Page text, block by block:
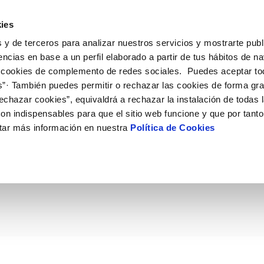
y de terceros para analizar nuestros servicios y mostrarte
en base a un perfil elaborado a partir de tus hábitos de
de complemento de redes sociales. Puedes aceptar
También puedes permitir o rechazar las cookies de forma
cookies”, equivaldrá a rechazar la instalación de todas
indispensables para que el sitio web funcione y que por
más información en nuestra Política de Cookies
de titular
de suministro
MODIFICACIÓN DE DATOS
Actualizar datos bancários
Actualizar datos de
Tu Servicio
AL CLIENTE
contacto
COMPROMISO DE SERVICIO
Carta de compromisos
Customer Counsel (Defensa del
Tu Agua
del agua
consumidor
CUIDADOS DEL AGUA
Consejos de ahorro
Depósitos comunitarios
comunitarios
Conócenos
DE GESTIÓN Y CERTIFICADOS
PERFIL DEL CONTRATANTE
Plataforma de contratación del
público
Licitaciones en curso
helicóptero se suma
hace fuerte en